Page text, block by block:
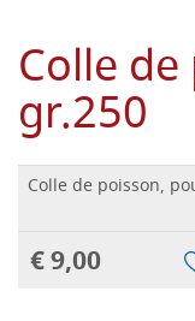
Colle
gr.250
Colle de poisson,
€ 9,00